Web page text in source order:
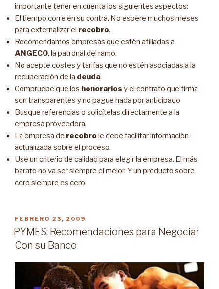
importante tener en cuenta los siguientes aspectos:
El tiempo corre en su contra. No espere muchos meses
para externalizar el recobro.
Recomendamos empresas que estén afiliadas a
ANGECO, la patronal del ramo.
No acepte costes y tarifas que no estén asociadas a la
recuperación de la deuda.
Compruebe que los honorarios y el contrato que firma
son transparentes y no pague nada por anticipado
Busque referencias o solicítelas directamente a la
empresa proveedora.
La empresa de recobro le debe facilitar información
actualizada sobre el proceso.
Use un criterio de calidad para elegir la empresa. El más
barato no va ser siempre el mejor. Y un producto sobre
cero siempre es cero.
PUBLICADO
EN
FEBRERO 23, 2009
PYMES: Recomendaciones para Negociar
Con su Banco